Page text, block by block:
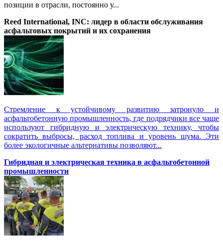
позиции в отрасли, постоянно у...
Reed International, INC: лидер в области обслуживания
асфальтовых покрытий и их сохранения
Стремление к устойчивому развитию затронуло и
асфальтобетонную промышленность, где подрядчики все чаще
используют гибридную и электрическую технику, чтобы
сократить выбросы, расход топлива и уровень шума. Эти
более экологичные альтернативы позволяют...
Гибридная и электрическая техника в асфальтобетонной
промышленности